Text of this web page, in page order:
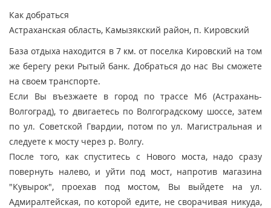
Как добраться
Астраханская область, Камызякский район, п. Кировский
База отдыха находится в 7 км. от поселка Кировский на том
же берегу реки Рытый банк. Добраться до нас Вы сможете
на своем транспорте.
Если Вы въезжаете в город по трассе М6 (Астрахань-
Волгоград), то двигаетесь по Волгоградскому шоссе, затем
по ул. Советской Гвардии, потом по ул. Магистральная и
следуете к мосту через р. Волгу.
После того, как спуститесь с Нового моста, надо сразу
повернуть налево, и уйти под мост, напротив магазина
"Кувырок", проехав под мостом, Вы выйдете на ул.
Адмиралтейская, по которой едите, не сворачивая никуда,